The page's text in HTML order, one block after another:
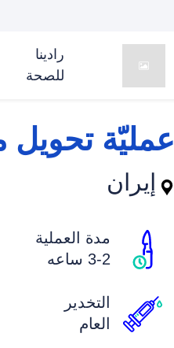
رادینا
للصحة
عمليّة تحويل
إيران
مدة العملية
3-2 ساعه
التخدير
العام